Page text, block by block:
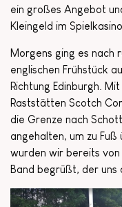
ein großes Angebot
Kleingeld im
Morgens ging es nach
englischen Frühstück
Richtung Edinburgh.
Raststätten Scotch
die Grenze nach
angehalten, um zu
wurden wir bereits von
Band begrüßt, der uns